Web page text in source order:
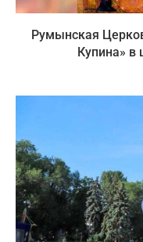
Румынская
Купина» в